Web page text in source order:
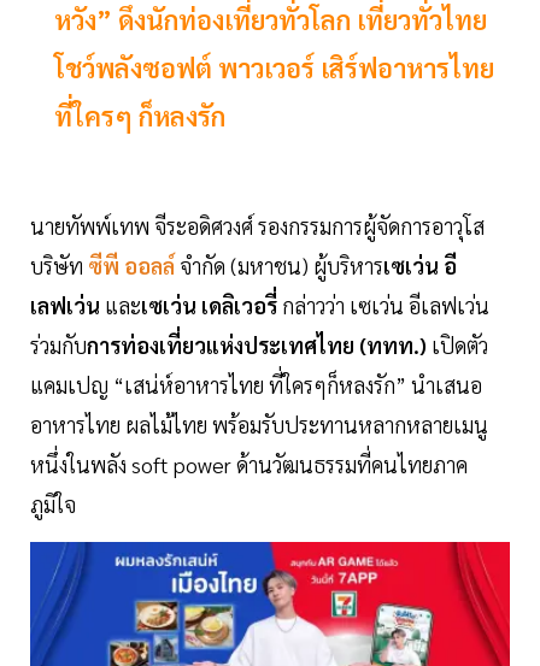
หวัง” ดึงนักท่องเที่ยวทั่วโลก เที่ยวทั่วไทย
โชว์พลังซอฟต์ พาวเวอร์ เสิร์ฟอาหารไทย
ที่ใครๆ ก็หลงรัก
นายทัพพ์เทพ จีระอดิศวงศ์ รองกรรมการผู้จัดการอาวุโส
บริษัท ซีพี ออลล์ จำกัด (มหาชน) ผู้บริหารเซเว่น อี
เลฟเว่น และเซเว่น เดลิเวอรี่ กล่าวว่า เซเว่น อีเลฟเว่น
ร่วมกับการท่องเที่ยวแห่งประเทศไทย (ททท.) เปิดตัว
แคมเปญ “เสน่ห์อาหารไทย ที่ใครๆก็หลงรัก” นำเสนอ
อาหารไทย ผลไม้ไทย พร้อมรับประทานหลากหลายเมนู
หนึ่งในพลัง soft power ด้านวัฒนธรรมที่คนไทยภาค
ภูมิใจ